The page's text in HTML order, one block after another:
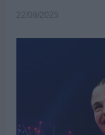
22/08/2025